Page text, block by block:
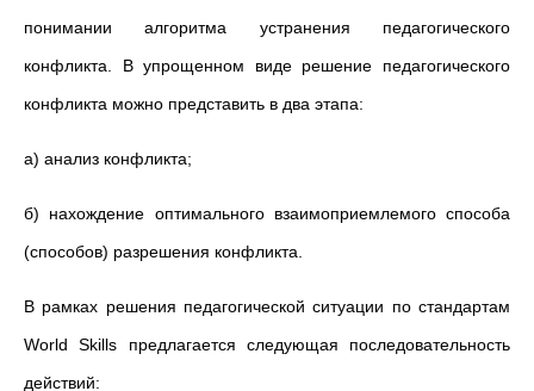
понимании алгоритма устранения педагогического
конфликта. В упрощенном виде решение педагогического
конфликта можно представить в два этапа:
а) анализ конфликта;
б) нахождение оптимального взаимоприемлемого способа
(способов) разрешения конфликта.
В рамках решения педагогической ситуации по стандартам
World Skills предлагается следующая последовательность
действий: